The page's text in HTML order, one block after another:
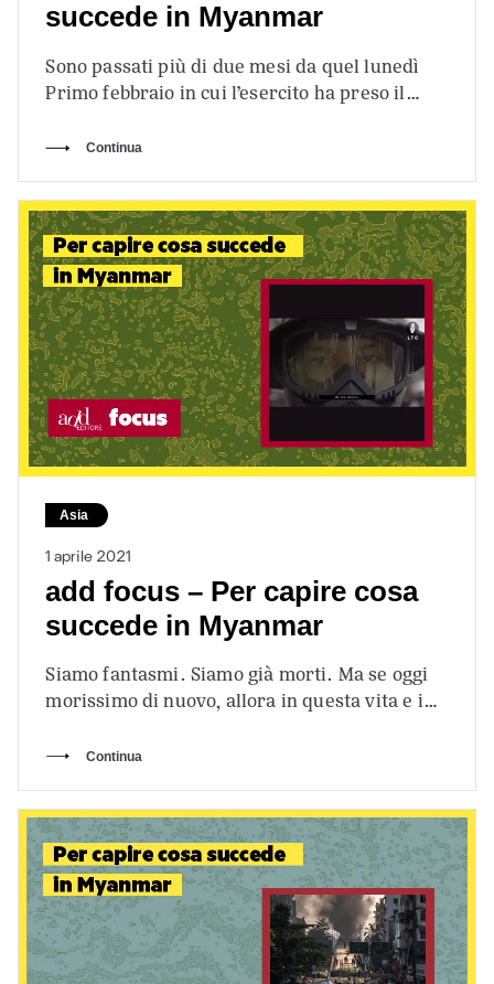
succede in Myanmar
Sono passati più di due mesi da quel lunedì
Primo febbraio in cui l’esercito ha preso il
Continua
Asia
1 aprile 2021
add focus – Per capire cosa
succede in Myanmar
Siamo fantasmi. Siamo già morti. Ma se oggi
morissimo di nuovo, allora in questa vita e in
Continua